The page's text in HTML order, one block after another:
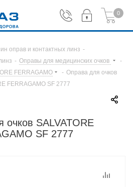
0
оправ и контактных линз -
- Оправы для медицинских очков
-
FERRAGAMO
- Оправа для очков
FERRAGAMO SF 2777
очков SALVATORE
SF 2777